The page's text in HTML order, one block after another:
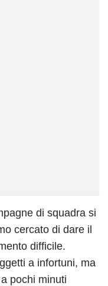
di squadra si
cercato di dare il
difficile.
a infortuni, ma
pochi minuti